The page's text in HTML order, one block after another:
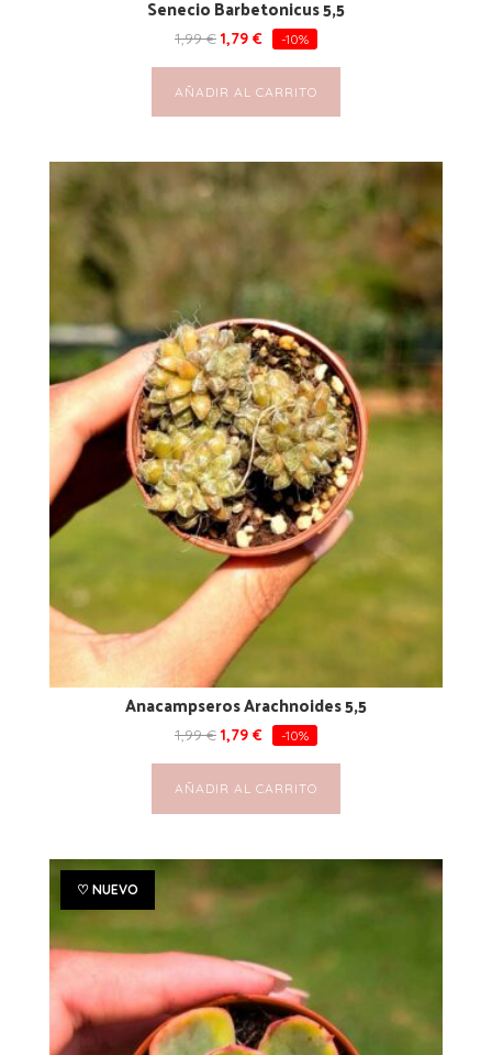
Senecio Barbetonicus 5,5
1,99€ 1,79 € -10%
AÑADIR AL CARRITO
Anacampseros Arachnoides 5,5
1,99€ 1,79 € -10%
AÑADIR AL CARRITO
♡ NUEVO